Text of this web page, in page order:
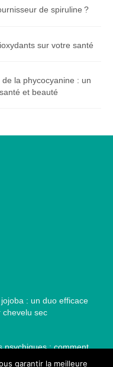
de spiruline ?
sur votre santé
la phycocyanine : un
et beauté
: un duo efficace
chevelu sec
psychiques : comment
t-elle à avoir des
garantir la meilleure